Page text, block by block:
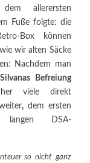
allerersten
Fuße folgte: die
Box können
wir alten Säcke
Nachdem man
Silvanas Befreiung
viele direkt
, dem ersten
DSA-
so nicht ganz